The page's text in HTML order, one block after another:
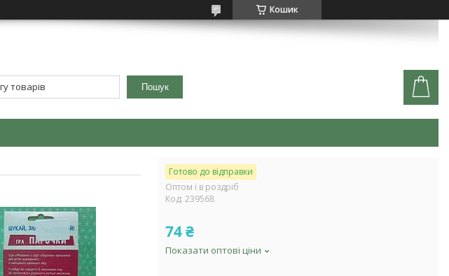
Кошик
Пошук
Готово до відправки
Оптом і в роздріб
Код: 239568
74 ₴
Показати оптові ціни